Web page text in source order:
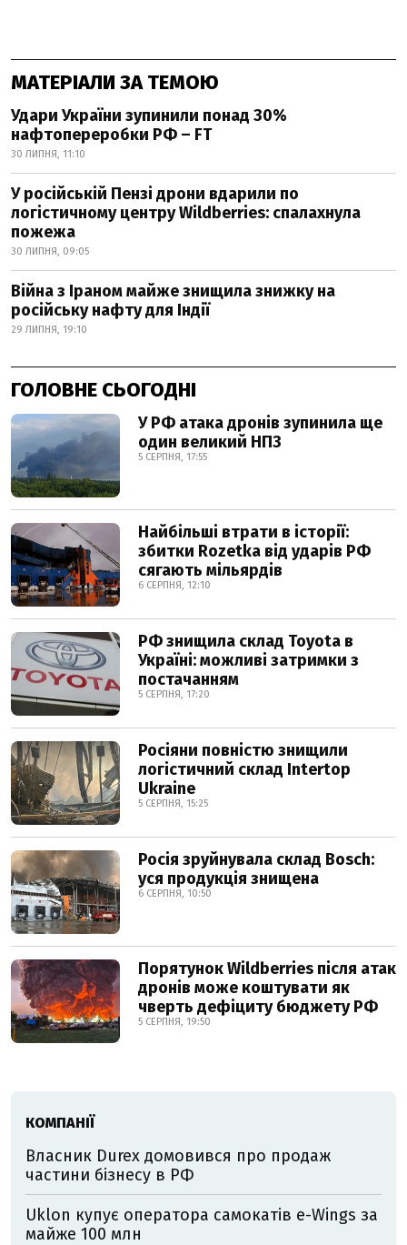
МАТЕРІАЛИ ЗА ТЕМОЮ
Удари України зупинили понад 30%
нафтопереробки РФ – FT
30 ЛИПНЯ, 11:10
У російській Пензі дрони вдарили по
логістичному центру Wildberries: спалахнула
пожежа
30 ЛИПНЯ, 09:05
Війна з Іраном майже знищила знижку на
російську нафту для Індії
29 ЛИПНЯ, 19:10
ГОЛОВНЕ СЬОГОДНІ
У РФ атака дронів зупинила ще
один великий НПЗ
5 СЕРПНЯ, 17:55
Найбільші втрати в історії:
збитки Rozetka від ударів РФ
сягають мільярдів
6 СЕРПНЯ, 12:10
РФ знищила склад Toyota в
Україні: можливі затримки з
постачанням
5 СЕРПНЯ, 17:20
Росіяни повністю знищили
логістичний склад Intertop
Ukraine
5 СЕРПНЯ, 15:25
Росія зруйнувала склад Bosch:
уся продукція знищена
6 СЕРПНЯ, 10:50
Порятунок Wildberries після атак
дронів може коштувати як
чверть дефіциту бюджету РФ
5 СЕРПНЯ, 19:50
КОМПАНІЇ
Власник Durex домовився про продаж
частини бізнесу в РФ
Uklon купує оператора самокатів e-Wings за
майже 100 млн